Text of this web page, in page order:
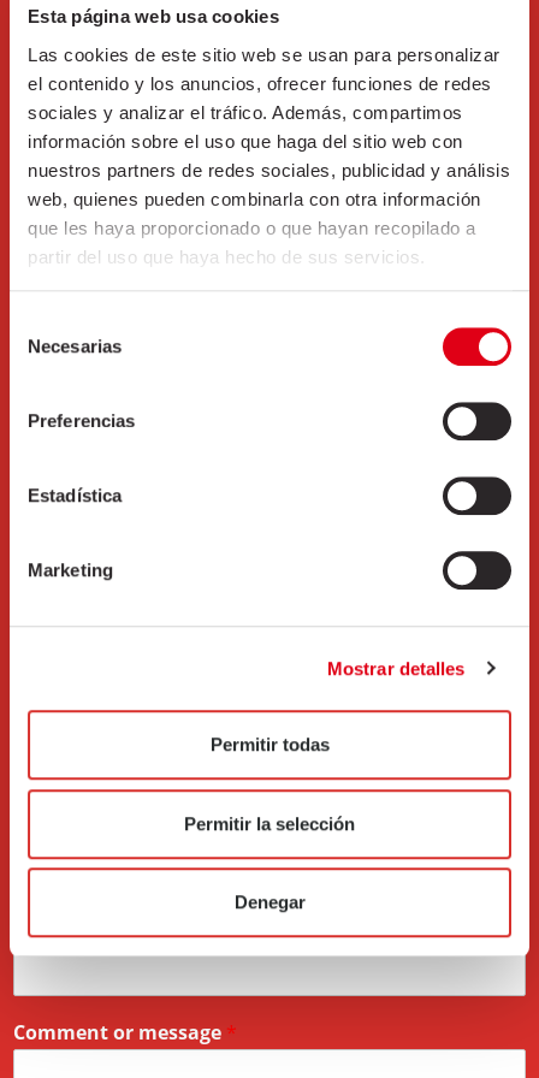
Esta página web usa cookies
Las cookies de este sitio web se usan para personalizar
el contenido y los anuncios, ofrecer funciones de redes
sociales y analizar el tráfico. Además, compartimos
información sobre el uso que haga del sitio web con
nuestros partners de redes sociales, publicidad y análisis
web, quienes pueden combinarla con otra información
que les haya proporcionado o que hayan recopilado a
partir del uso que haya hecho de sus servicios.
Necesarias
Preferencias
Estadística
Marketing
Mostrar detalles
Permitir todas
Permitir la selección
Denegar
Contact
with us
Address:Av. Catalunya,20 | Cervià de Ter, Girona (17464)
Fax:+34 972 49 62 41
GPS:40º 3′ 56.95”N – 2º 54′ 28.29”E
Email*
Comment or message *